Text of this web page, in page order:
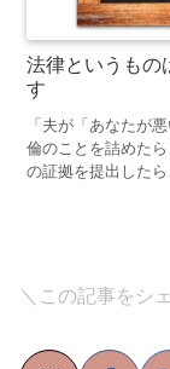
法律というもの
す
「夫が「あなたが
倫のことを詰めた
の証拠を提出したら
＼この記事をシ